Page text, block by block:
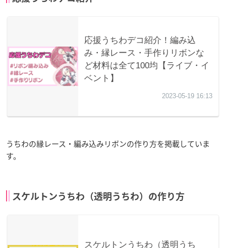
うちわの縁レース・編み込みリボンの作り方を掲載していま
す。
スケルトンうちわ（透明うちわ）の作り方